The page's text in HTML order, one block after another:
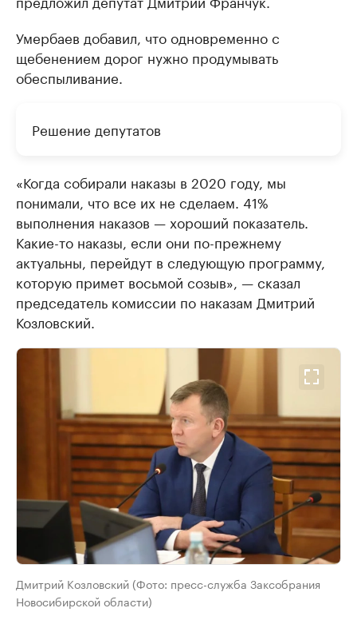
Умербаев добавил, что одновременно с
щебенением дорог нужно продумывать
обеспыливание.
Решение депутатов
«Когда собирали наказы в 2020 году, мы
понимали, что все их не сделаем. 41%
выполнения наказов — хороший показатель.
Какие-то наказы, если они по-прежнему
актуальны, перейдут в следующую программу,
которую примет восьмой созыв», — сказал
председатель комиссии по наказам Дмитрий
Козловский.
Дмитрий Козловский (Фото: пресс-служба Заксобрания
Новосибирской области)